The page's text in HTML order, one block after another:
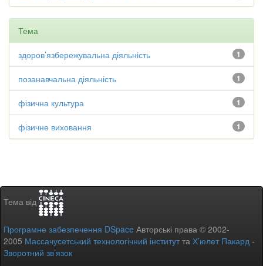
Тема
1
здоров’язбережувальна діяльність
1
позанавчальна діяльність
1
фізична культура
1
фізичне виховання
Тема від
Програмне забезпечення DSpace Авторські права © 2002-
2005 Массачусетський технологічний інститутта Х’юлет Пакард -
Зворотний зв’язок